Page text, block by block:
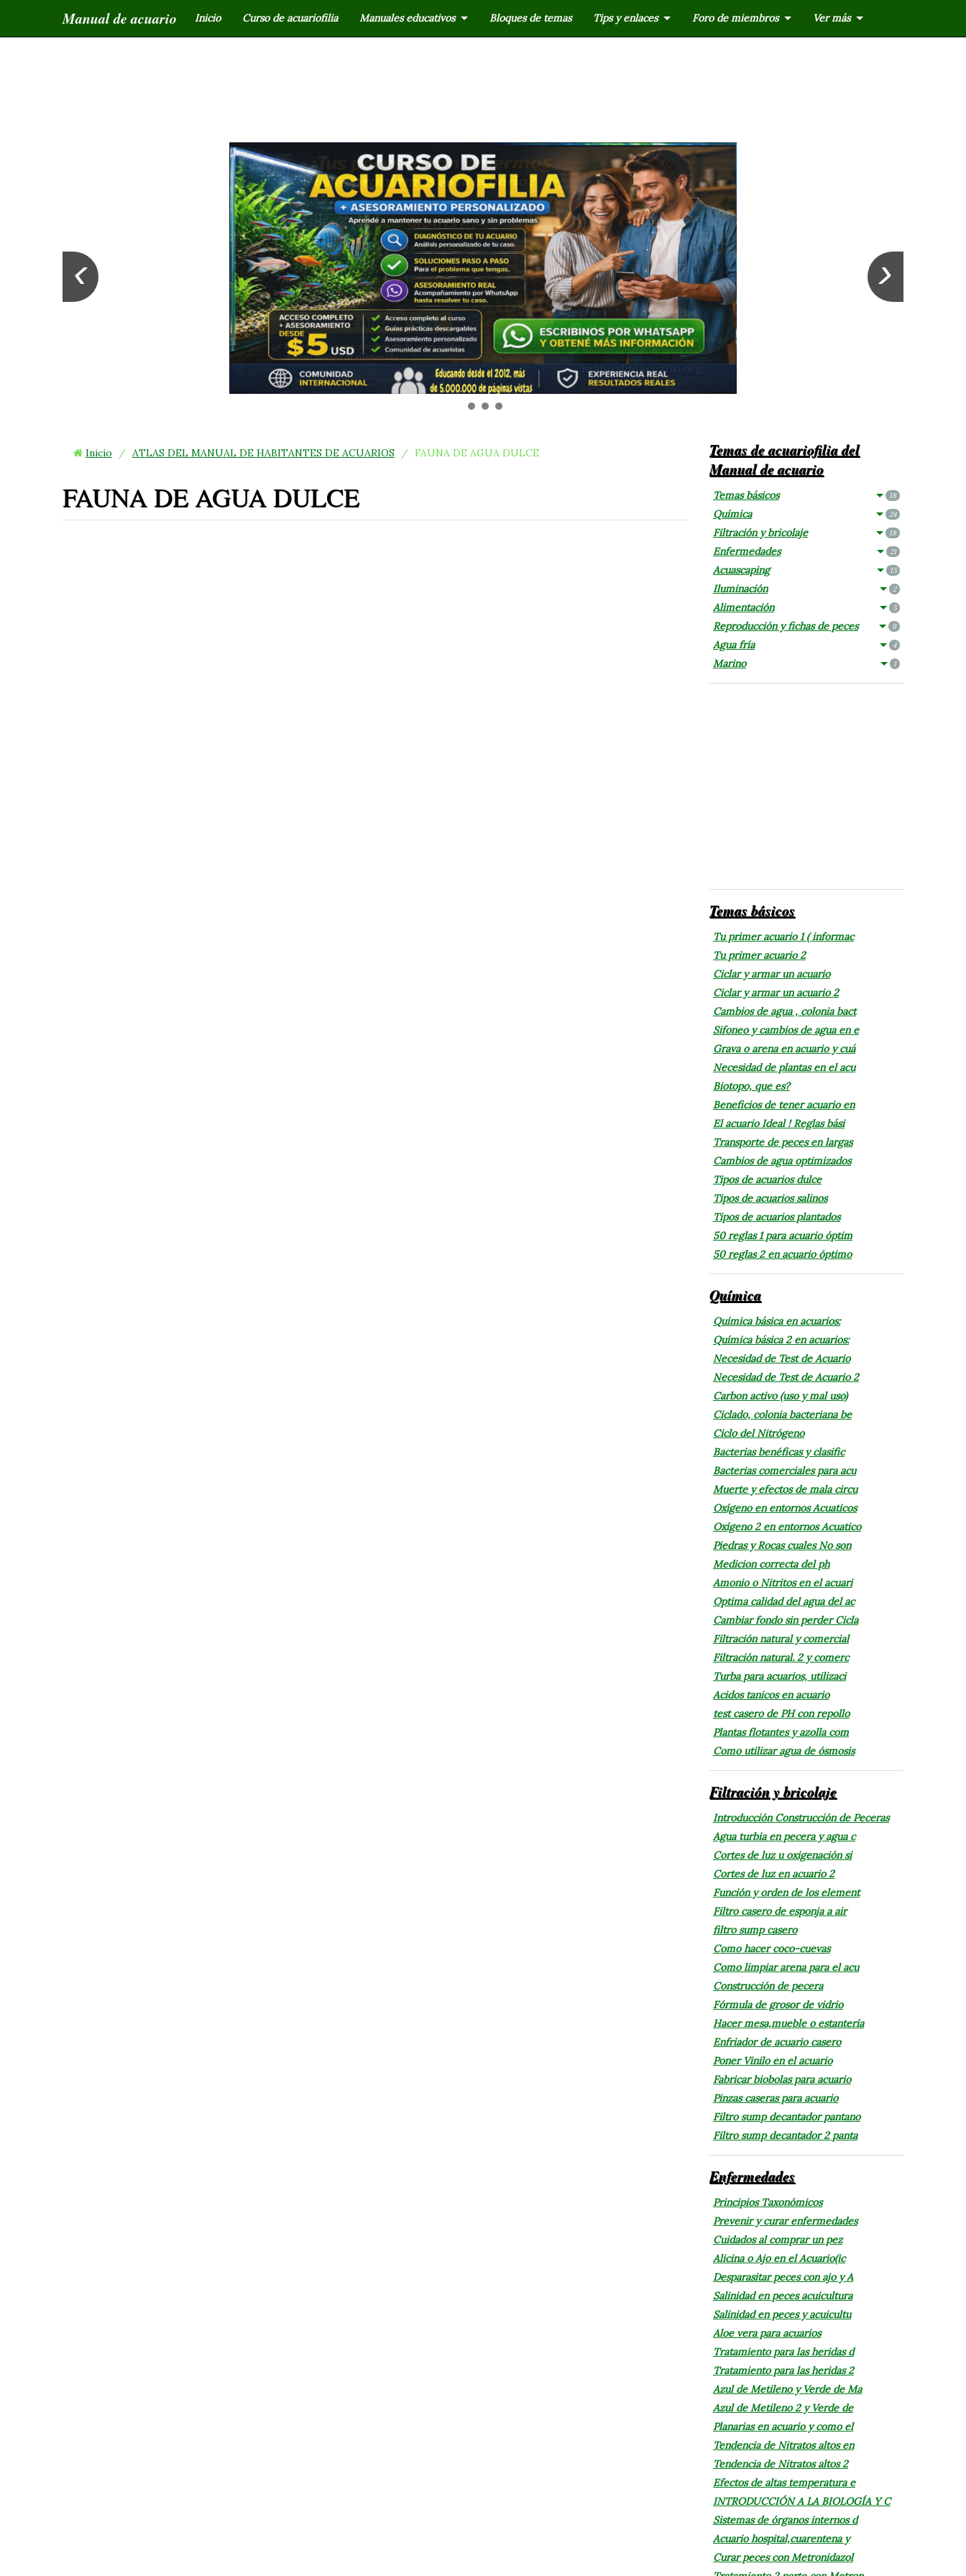
Manual de acuario Inicio Curso de acuariofilia Manuales educativos Bloques de temas Tips y enlaces Foro de miembros Ver más
‹ ›
Inicio / ATLAS DEL MANUAL DE HABITANTES DE ACUARIOS / FAUNA DE AGUA DULCE
FAUNA DE AGUA DULCE
Temas de acuariofilia del
Manual de acuario
Temas básicos 18
Química 24
Filtración y bricolaje 18
Enfermedades 21
Acuascaping 15
Iluminación 2
Alimentación 5
Reproducción y fichas de peces 9
Agua fría 4
Marino 1
Temas básicos
Tu primer acuario 1 ( informac
Tu primer acuario 2
Ciclar y armar un acuario
Ciclar y armar un acuario 2
Cambios de agua , colonia bact
Sifoneo y cambios de agua en e
Grava o arena en acuario y cuá
Necesidad de plantas en el acu
Biotopo, que es?
Beneficios de tener acuario en
El acuario Ideal ! Reglas bási
Transporte de peces en largas
Cambios de agua optimizados
Tipos de acuarios dulce
Tipos de acuarios salinos
Tipos de acuarios plantados
50 reglas 1 para acuario óptim
50 reglas 2 en acuario óptimo
Química
Química básica en acuarios:
Química básica 2 en acuarios:
Necesidad de Test de Acuario
Necesidad de Test de Acuario 2
Carbon activo (uso y mal uso)
Ciclado, colonia bacteriana be
Ciclo del Nitrógeno
Bacterias benéficas y clasific
Bacterias comerciales para acu
Muerte y efectos de mala circu
Oxígeno en entornos Acuaticos
Oxígeno 2 en entornos Acuatico
Piedras y Rocas cuales No son
Medicion correcta del ph
Amonio o Nitritos en el acuari
Optima calidad del agua del ac
Cambiar fondo sin perder Cicla
Filtración natural y comercial
Filtración natural. 2 y comerc
Turba para acuarios, utilizaci
Acidos tanicos en acuario
test casero de PH con repollo
Plantas flotantes y azolla com
Como utilizar agua de ósmosis
Filtración y bricolaje
Introducción Construcción de Peceras
Agua turbia en pecera y agua c
Cortes de luz u oxigenación si
Cortes de luz en acuario 2
Función y orden de los element
Filtro casero de esponja a air
filtro sump casero
Como hacer coco-cuevas
Como limpiar arena para el acu
Construcción de pecera
Fórmula de grosor de vidrio
Hacer mesa,mueble o estantería
Enfriador de acuario casero
Poner Vinilo en el acuario
Fabricar biobolas para acuario
Pinzas caseras para acuario
Filtro sump decantador pantano
Filtro sump decantador 2 panta
Enfermedades
Principios Taxonómicos
Prevenir y curar enfermedades
Cuidados al comprar un pez
Alicina o Ajo en el Acuario(ic
Desparasitar peces con ajo y A
Salinidad en peces acuicultura
Salinidad en peces y acuicultu
Aloe vera para acuarios
Tratamiento para las heridas d
Tratamiento para las heridas 2
Azul de Metileno y Verde de Ma
Azul de Metileno 2 y Verde de
Planarias en acuario y como el
Tendencia de Nitratos altos en
Tendencia de Nitratos altos 2
Efectos de altas temperatura e
INTRODUCCIÓN A LA BIOLOGÍA Y C
Sistemas de órganos internos d
Acuario hospital,cuarentena y
Curar peces con Metronidazol